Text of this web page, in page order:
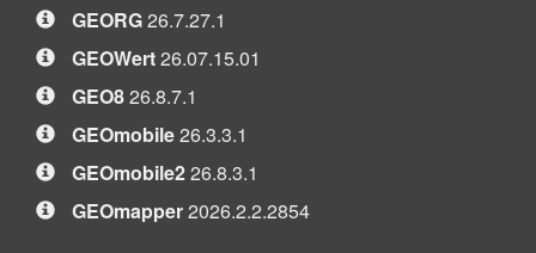
GEORG26.7.27.1
GEOWert26.07.15.01
GEO826.8.7.1
GEOmobile26.3.3.1
GEOmobile226.8.3.1
GEOmapper2026.2.2.2854